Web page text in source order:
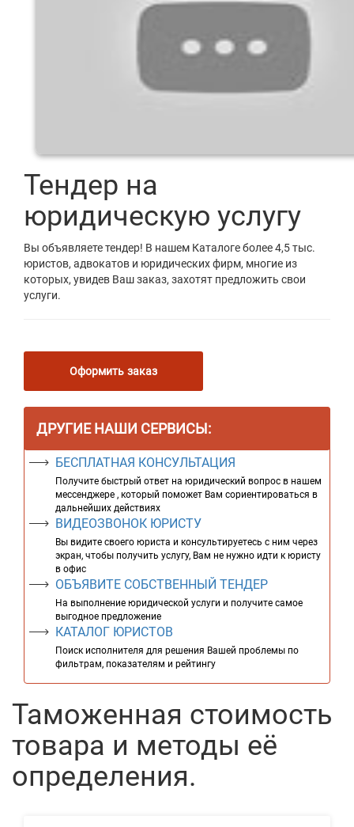
Тендер на
юридическую услугу
Вы объявляете тендер! В нашем Каталоге более 4,5 тыс.
юристов, адвокатов и юридических фирм, многие из
которых, увидев Ваш заказ, захотят предложить свои
услуги.
Оформить заказ
ДРУГИЕ НАШИ СЕРВИСЫ:
БЕСПЛАТНАЯ КОНСУЛЬТАЦИЯ
Получите быстрый ответ на юридический вопрос в нашем
мессенджере , который поможет Вам сориентироваться в
дальнейших действиях
ВИДЕОЗВОНОК ЮРИСТУ
Вы видите своего юриста и консультируетесь с ним через
экран, чтобы получить услугу, Вам не нужно идти к юристу
в офис
ОБЪЯВИТЕ СОБСТВЕННЫЙ ТЕНДЕР
На выполнение юридической услуги и получите самое
выгодное предложение
КАТАЛОГ ЮРИСТОВ
Поиск исполнителя для решения Вашей проблемы по
фильтрам, показателям и рейтингу
Таможенная стоимость
товара и методы её
определения.